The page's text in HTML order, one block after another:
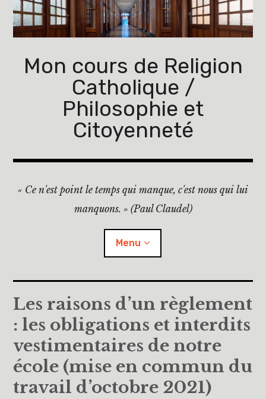
Accéder
contenu
Mon cours de Religion
Catholique /
Philosophie et
Citoyenneté
« Ce n'est point le temps qui manque, c'est nous qui lui
manquons. » (Paul Claudel)
Menu
A propos
Cinquièmes
Sixièmes
Les raisons d’un règlement
: les obligations et interdits
vestimentaires de notre
école (mise en commun du
travail d’octobre 2021)